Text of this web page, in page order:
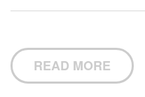
READ MORE